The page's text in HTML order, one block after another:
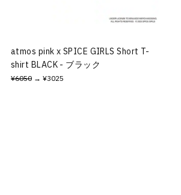
atmos pink x SPICE GIRLS Short T-
shirt BLACK - ブラック
¥6050 → ¥3025